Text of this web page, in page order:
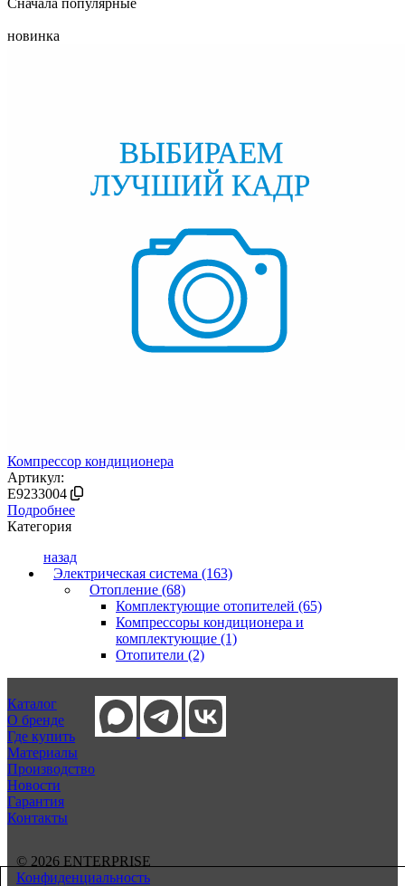
Сначала популярные
новинка
Компрессор кондиционера
Артикул:
E9233004
Подробнее
Категория
назад
Электрическая система (163)
Отопление (68)
Комплектующие отопителей (65)
Компрессоры кондиционера и
комплектующие (1)
Отопители (2)
Каталог
О бренде
Где купить
Материалы
Производство
Новости
Гарантия
Контакты
© 2026 ENTERPRISE
Конфиденциальность